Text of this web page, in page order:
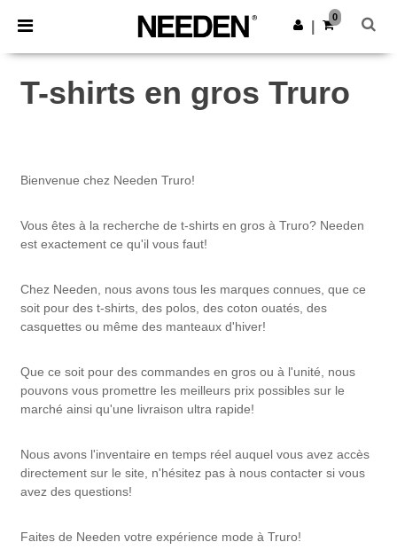
× Appli Needen
Meilleurs prix sur l’app !
Obtenir l'appli
0
T-shirts en gros Truro
Bienvenue chez Needen Truro!
Vous êtes à la recherche de t-shirts en gros à Truro? Needen
est exactement ce qu'il vous faut!
Chez Needen, nous avons tous les marques connues, que ce
soit pour des t-shirts, des polos, des coton ouatés, des
casquettes ou même des manteaux d'hiver!
Que ce soit pour des commandes en gros ou à l'unité, nous
pouvons vous promettre les meilleurs prix possibles sur le
marché ainsi qu'une livraison ultra rapide!
Nous avons l'inventaire en temps réel auquel vous avez accès
directement sur le site, n'hésitez pas à nous contacter si vous
avez des questions!
Faites de Needen votre expérience mode à Truro!